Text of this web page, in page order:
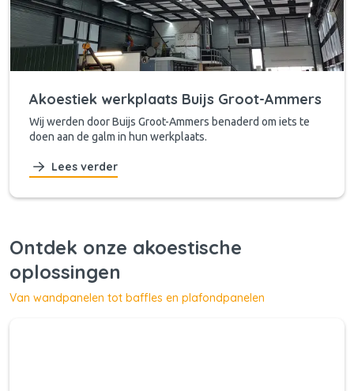
Akoestiek werkplaats Buijs Groot-Ammers
Wij werden door Buijs Groot-Ammers benaderd om iets te
doen aan de galm in hun werkplaats.
Lees verder
Ontdek onze akoestische
oplossingen
Van wandpanelen tot baffles en plafondpanelen